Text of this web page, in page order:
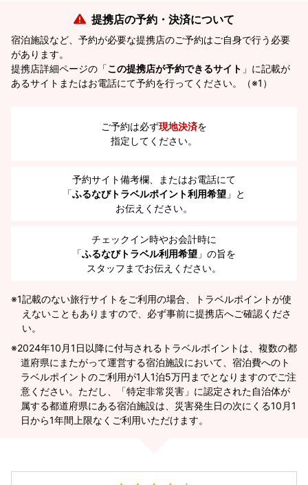
提携店の予約・決済について
宿泊施設など、予約が必要な提携店のご予約はご自身で行う必要
があります。
提携店詳細ページの「この提携店が予約できるサイト 」に記載が
あるサイトまたはお電話にて予約を行ってください。（※1）
ご予約は必ず現地決済を
指定してください。
予約サイト備考欄、またはお電話にて
「ふるなびトラベルポイント利用希望 」と
お伝えください。
チェックイン時やお会計時に
「ふるなびトラベル利用希望 」の旨を
スタッフまでお伝えください。
※1記載のない旅行サイトをご利用の場合、トラベルポイントが使
えないこともありますので、必ず事前に提携店へご確認くださ
い。
2024年10月1日以降に付与されるトラベルポイントは、複数の都
道府県にまたがって運営する宿泊施設において、宿泊費へのト
ラベルポイントのご利用が1人1泊5万円までとなりますのでご注
意ください。ただし、「特定非常災害」に認定された自治体が
属する都道府県にある宿泊施設は、災害発生日の次にくる10月1
日から1年間上限なくご利用いただけます。